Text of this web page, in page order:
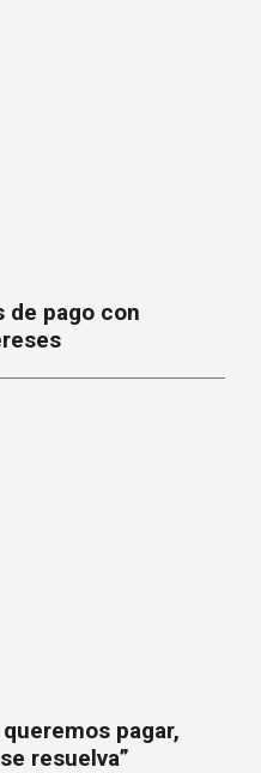
de pago con
pagar,
resuelva”